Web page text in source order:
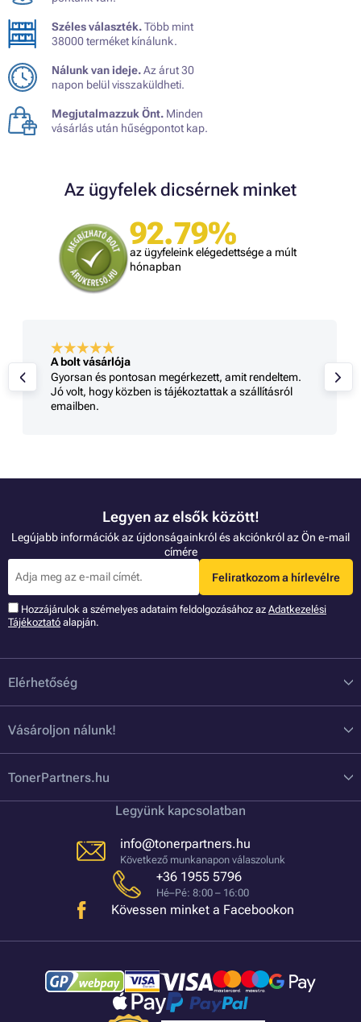
Széles választék.Több mint
38000 terméket kínálunk.
Nálunk van ideje.Az árut 30
napon belül visszaküldheti.
Megjutalmazzuk Önt. Minden
vásárlás után hűségpontot kap.
Az ügyfelek dicsérnek minket
92.79%
az ügyfeleink elégedettsége a múlt
hónapban
A bolt vásárlója
Gyorsan és pontosan megérkezett, amit rendeltem.
Jó volt, hogy közben is tájékoztattak a szállításról
emailben.
Legyen az elsők között!
Legújabb információk az újdonságainkról és akciónkról az Ön e-mail
címére
Feliratkozom a hírlevélre
Hozzájárulok a szémelyes adataim feldolgozásához az Adatkezelési
Tájékoztató alapján.
Elérhetőség
Vásároljon nálunk!
TonerPartners.hu
Legyünk kapcsolatban
info@tonerpartners.hu
Következő munkanapon válaszolunk
+36 1955 5796
Hé–Pé: 8:00 – 16:00
Kövessen minket a Facebookon